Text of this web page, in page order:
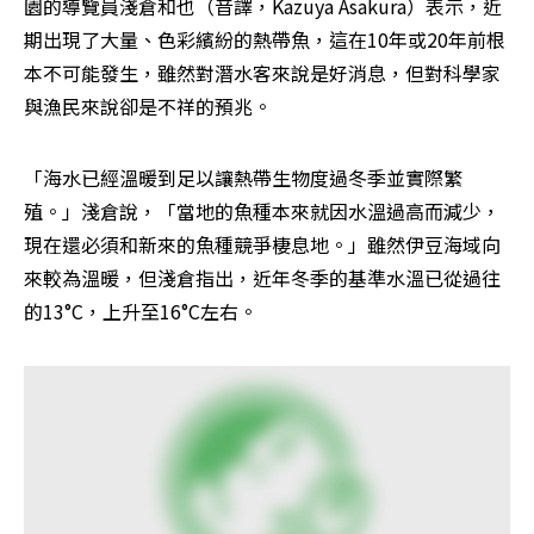
園的導覽員淺倉和也（音譯，Kazuya Asakura）表示，近
期出現了大量、色彩繽紛的熱帶魚，這在10年或20年前根
本不可能發生，雖然對潛水客來說是好消息，但對科學家
與漁民來說卻是不祥的預兆。
「海水已經溫暖到足以讓熱帶生物度過冬季並實際繁
殖。」淺倉說，「當地的魚種本來就因水溫過高而減少，
現在還必須和新來的魚種競爭棲息地。」雖然伊豆海域向
來較為溫暖，但淺倉指出，近年冬季的基準水溫已從過往
的13°C，上升至16°C左右。